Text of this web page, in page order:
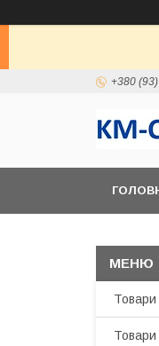
+380
Товари
Товари